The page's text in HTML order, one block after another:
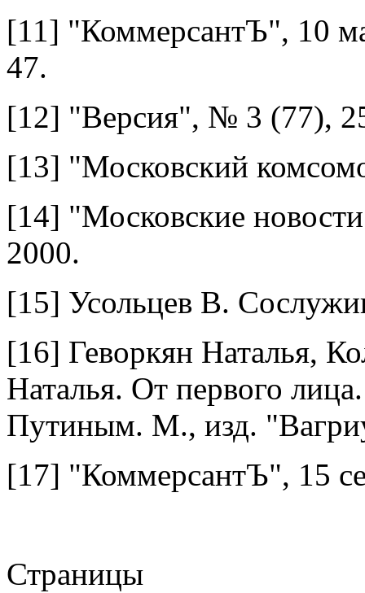
[11] "КоммерсантЪ", 10
47.
[12] "Версия", № 3 (77),
[13] "Московский
[14] "Московские
2000.
[15] Усольцев В.
[16] Геворкян Наталья,
Наталья. От первого
Путиным. М., изд.
[17] "КоммерсантЪ", 15
Страницы